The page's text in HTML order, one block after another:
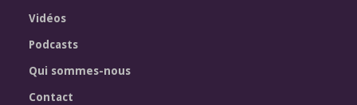
Vidéos
Podcasts
Qui sommes-nous
Contact